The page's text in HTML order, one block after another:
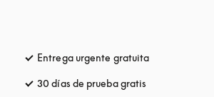
Entrega urgente gratuita
30 días de prueba gratis